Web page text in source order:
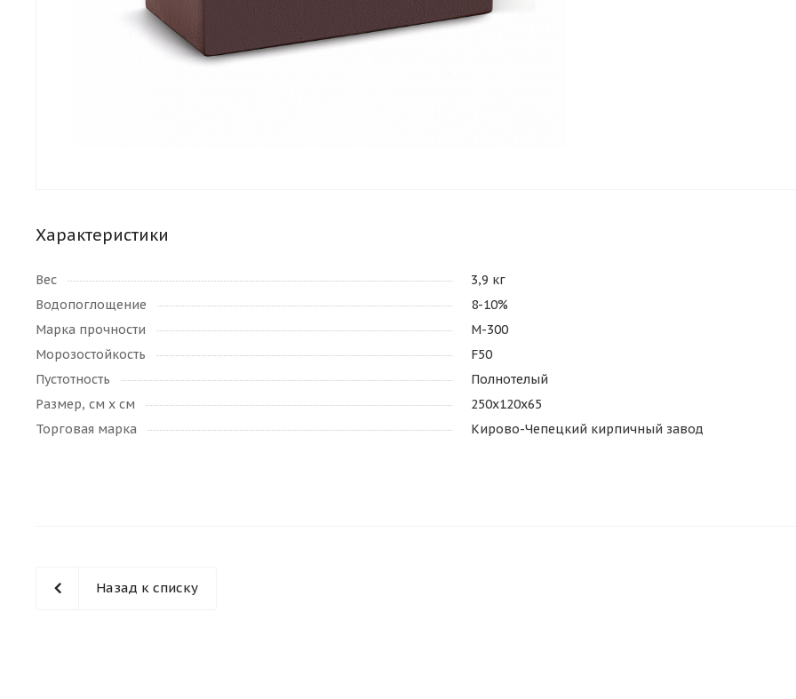
Характеристики
Вес
3,9 кг
Водопоглощение
8-10%
Марка прочности
М-300
Морозостойкость
F50
Пустотность
Полнотелый
Размер, см х см
250х120х65
Торговая марка
Кирово-Чепецкий кирпичный завод
Назад к списку